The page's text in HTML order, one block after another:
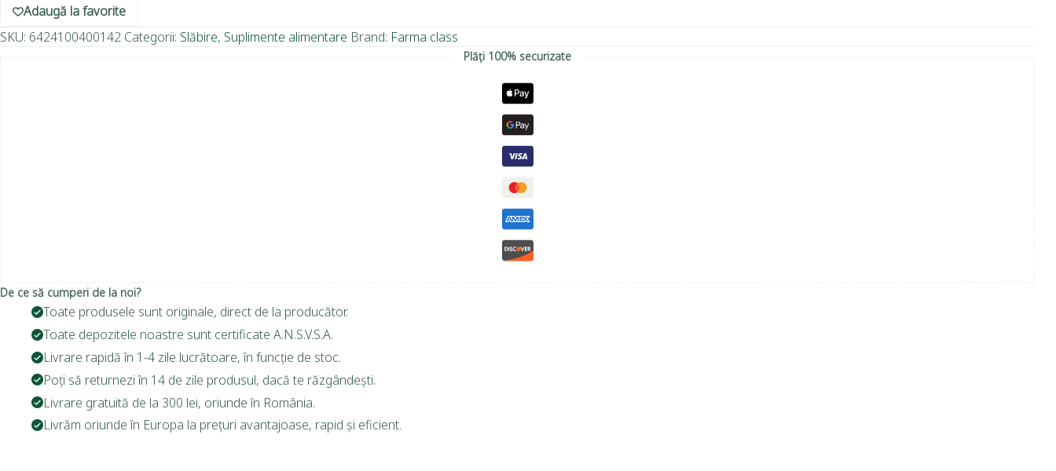
Adaugă la favorite
SKU: 6424100400142 Categorii: Slăbire, Suplimente alimentare Brand: Farma class
Plăți 100% securizate
De ce să cumperi de la noi?
Toate produsele sunt originale, direct de la producător.
Toate depozitele noastre sunt certificate A.N.S.V.S.A.
Livrare rapidă în 1-4 zile lucrătoare, în funcție de stoc.
Poți să returnezi în 14 de zile produsul, dacă te răzgândești.
Livrare gratuită de la 300 lei, oriunde în România.
Livrăm oriunde în Europa la prețuri avantajoase, rapid și eficient.